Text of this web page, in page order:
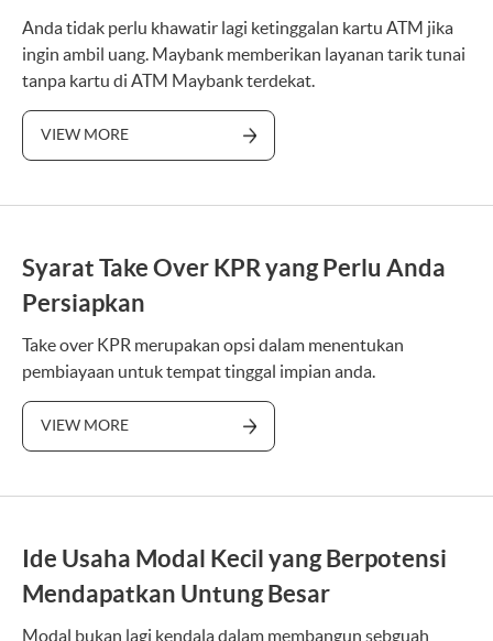
Anda tidak perlu khawatir lagi ketinggalan kartu ATM jika
ingin ambil uang. Maybank memberikan layanan tarik tunai
tanpa kartu di ATM Maybank terdekat.
VIEW MORE
Syarat Take Over KPR yang Perlu Anda
Persiapkan
Take over KPR merupakan opsi dalam menentukan
pembiayaan untuk tempat tinggal impian anda.
VIEW MORE
Ide Usaha Modal Kecil yang Berpotensi
Mendapatkan Untung Besar
Modal bukan lagi kendala dalam membangun sebguah